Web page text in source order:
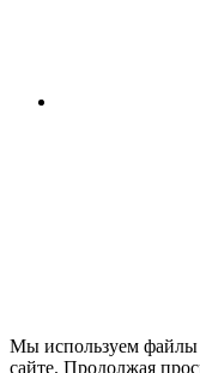
Мы используем файлы
сайте. Продолжая